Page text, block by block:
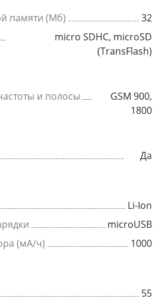
памяти (Мб)
32
micro SDHC, microSD
(TransFlash)
и полосы
GSM 900,
1800
Да
Li-Ion
microUSB
(мА/ч)
1000
55